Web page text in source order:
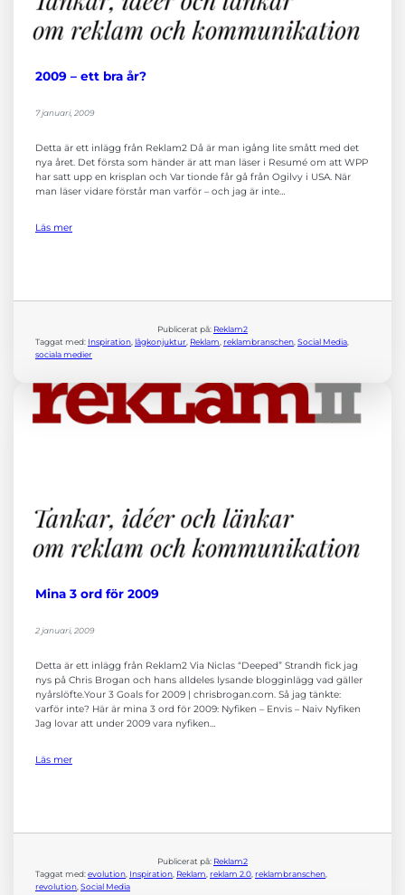
2009 – ett bra år?
7 januari, 2009
Detta är ett inlägg från Reklam2 Då är man igång lite smått med det
nya året. Det första som händer är att man läser i Resumé om att WPP
har satt upp en krisplan och Var tionde får gå från Ogilvy i USA. När
man läser vidare förstår man varför – och jag är inte…
Läs mer
Publicerat på: Reklam2
Taggat med: Inspiration, lågkonjuktur, Reklam, reklambranschen, Social Media
sociala medier
Mina 3 ord för 2009
2 januari, 2009
Detta är ett inlägg från Reklam2 Via Niclas “Deeped” Strandh fick jag
nys på Chris Brogan och hans alldeles lysande blogginlägg vad gäller
nyårslöfte.Your 3 Goals for 2009 | chrisbrogan.com. Så jag tänkte:
varför inte? Här är mina 3 ord för 2009: Nyfiken – Envis – Naiv Nyfiken
Jag lovar att under 2009 vara nyfiken…
Läs mer
Publicerat på: Reklam2
Taggat med:evolution, Inspiration, Reklam, reklam 2.0, reklambranschen
revolution, Social Media